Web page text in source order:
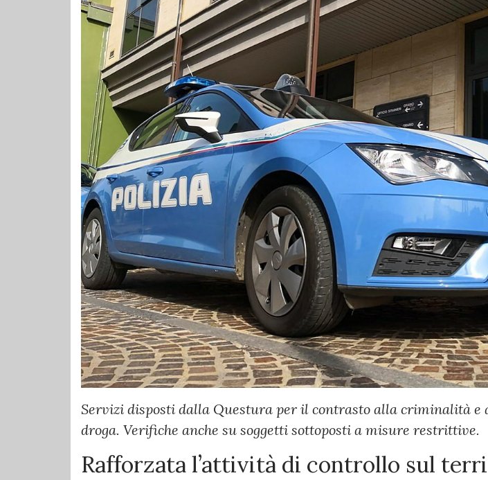
Servizi disposti dalla Questura per il contrasto alla criminalità e
droga. Verifiche anche su soggetti sottoposti a misure restrittive.
Rafforzata l’attività di controllo sul